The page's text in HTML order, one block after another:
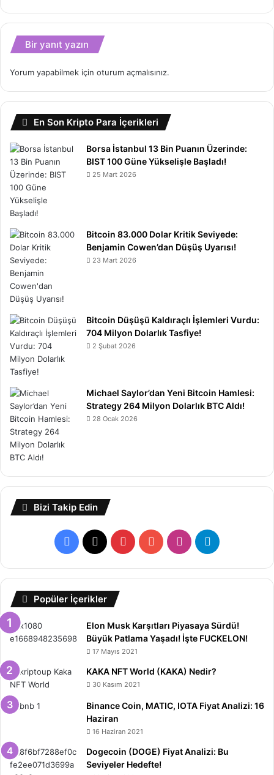
Bir yanıt yazın
Yorum yapabilmek için oturum açmalısınız.
En Son Kripto Para İçerikleri
Borsa İstanbul 13 Bin Puanın Üzerinde:
BIST 100 Güne Yükselişle Başladı!
25 Mart 2026
Bitcoin 83.000 Dolar Kritik Seviyede:
Benjamin Cowen’dan Düşüş Uyarısı!
23 Mart 2026
Bitcoin Düşüşü Kaldıraçlı İşlemleri Vurdu:
704 Milyon Dolarlık Tasfiye!
2 Şubat 2026
Michael Saylor’dan Yeni Bitcoin Hamlesi:
Strategy 264 Milyon Dolarlık BTC Aldı!
28 Ocak 2026
Bizi Takip Edin
Facebook
X PinterestYouTubeInstagramTelegram
Popüler İçerikler
Elon Musk Karşıtları Piyasaya Sürdü!
Büyük Patlama Yaşadı! İşte FUCKELON!
17 Mayıs 2021
KAKA NFT World (KAKA) Nedir?
30 Kasım 2021
Binance Coin, MATIC, IOTA Fiyat Analizi: 16
Haziran
16 Haziran 2021
Dogecoin (DOGE) Fiyat Analizi: Bu
Seviyeler Hedefte!